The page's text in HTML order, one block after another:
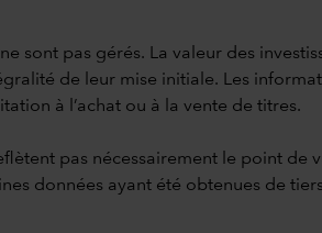
sont pas gérés. La valeur des
de leur mise initiale. Les
à l’achat ou à la vente de titres.
pas nécessairement le point de
données ayant été obtenues de